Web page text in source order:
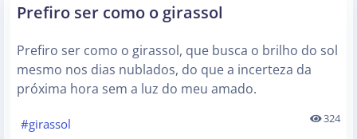
Prefiro ser como o girassol
Prefiro ser como o girassol, que busca o brilho do sol
mesmo nos dias nublados, do que a incerteza da
próxima hora sem a luz do meu amado.
#girassol 324